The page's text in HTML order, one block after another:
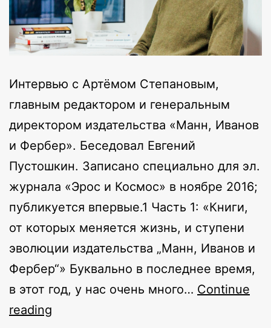
Интервью с Артёмом Степановым,
главным редактором и генеральным
директором издательства «Манн, Иванов
и Фербер». Беседовал Евгений
Пустошкин. Записано специально для эл.
журнала «Эрос и Космос» в ноябре 2016;
публикуется впервые.1 Часть 1: «Книги,
от которых меняется жизнь, и ступени
эволюции издательства „Манн, Иванов и
Фербер“» Буквально в последнее время,
в этот год, у нас очень много… Continue
reading